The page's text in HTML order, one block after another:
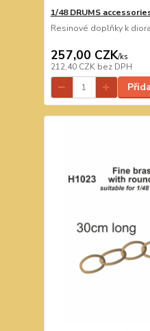
1/48 DRUMS
Resinové doplňky k
257,00 CZK/ks
212,40 CZK bez DPH